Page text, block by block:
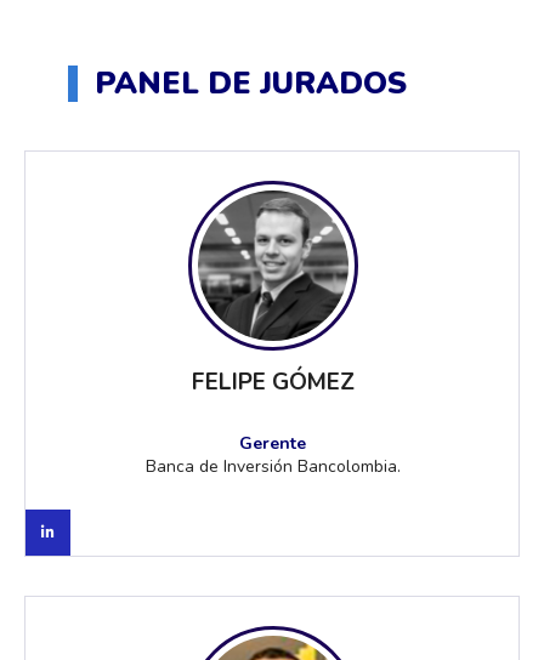
PANEL DE JURADOS
FELIPE GÓMEZ
Gerente
Banca de Inversión Bancolombia.